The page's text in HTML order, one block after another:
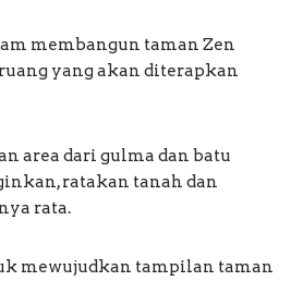
membangun taman Zen
yang akan diterapkan
area dari gulma dan batu
ratakan tanah dan
rata.
mewujudkan tampilan taman